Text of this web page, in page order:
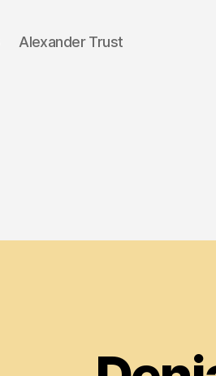
Alexander Trust